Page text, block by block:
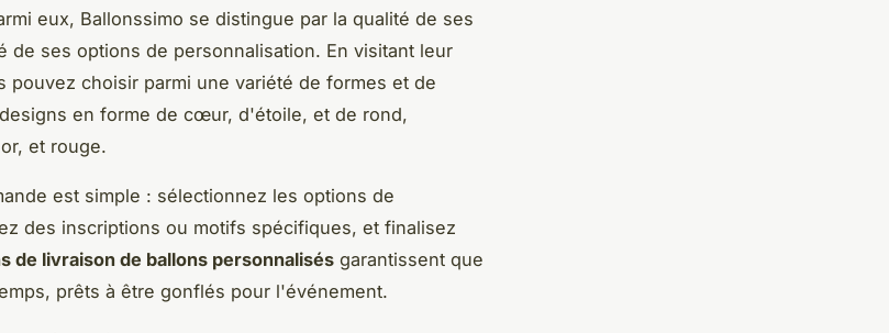
eux, Ballonssimo se distingue par la qualité de ses
de ses options de personnalisation. En visitant leur
pouvez choisir parmi une variété de formes et de
en forme de cœur, d'étoile, et de rond,
et rouge.
est simple : sélectionnez les options de
des inscriptions ou motifs spécifiques, et finalisez
de livraison de ballons personnalisés garantissent que
prêts à être gonflés pour l'événement.